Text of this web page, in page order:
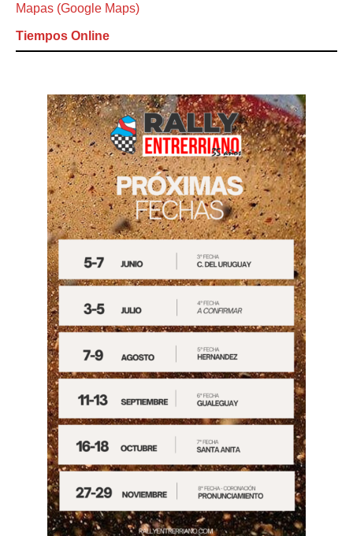
Mapas (Google Maps)
Tiempos Online